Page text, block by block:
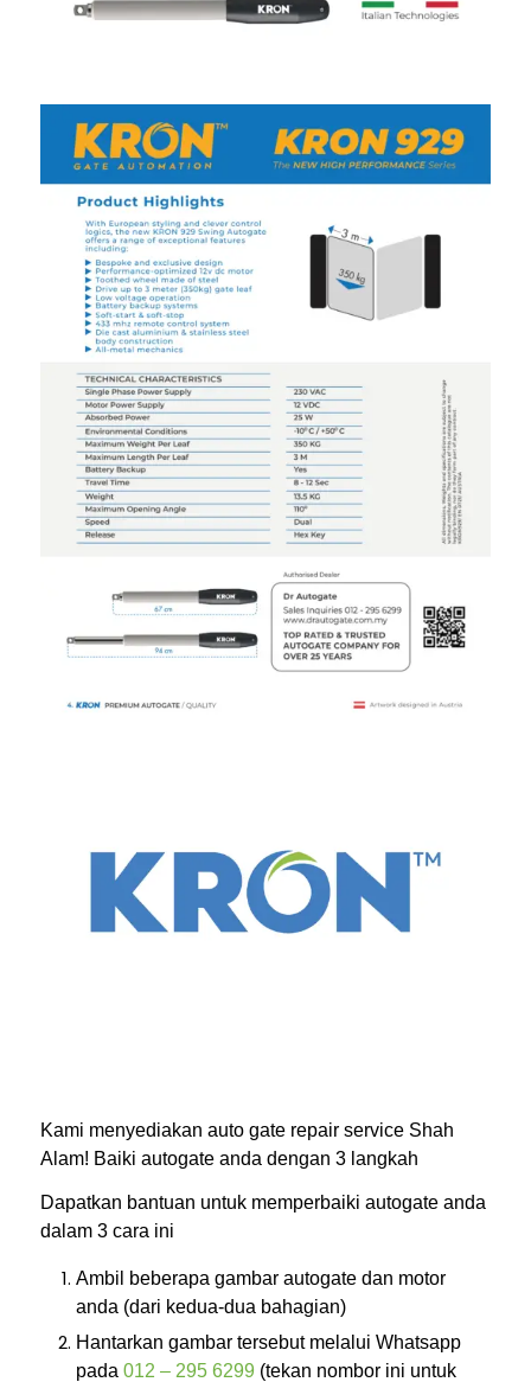
Kami menyediakan auto gate repair service Shah
Alam! Baiki autogate anda dengan 3 langkah
Dapatkan bantuan untuk memperbaiki autogate anda
dalam 3 cara ini
Ambil beberapa gambar autogate dan motor
anda (dari kedua-dua bahagian)
Hantarkan gambar tersebut melalui Whatsapp
pada 012 – 295 6299 (tekan nombor ini untuk